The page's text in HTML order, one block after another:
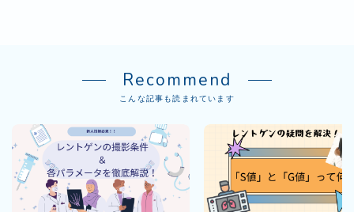
Recommend
こんな記事も読まれています